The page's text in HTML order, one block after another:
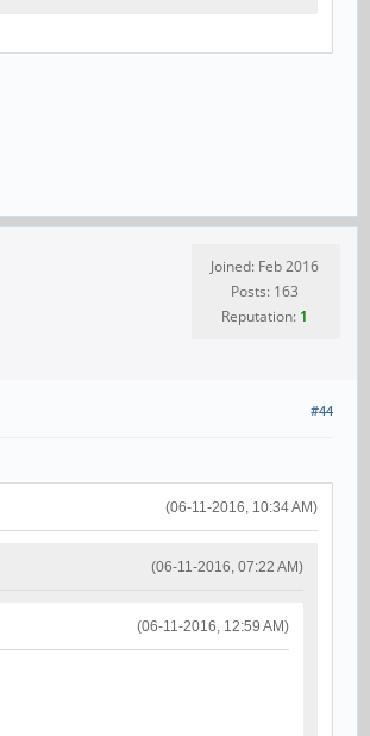
Joined: Feb 2016
Posts: 163
Reputation: 1
#44
(06-11-2016, 10:34 AM)
(06-11-2016, 07:22 AM)
(06-11-2016, 12:59 AM)